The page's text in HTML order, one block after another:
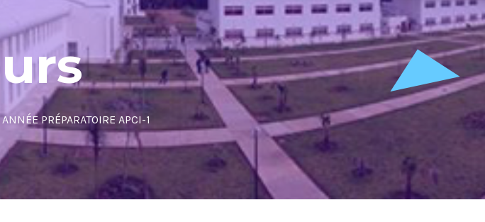
ANNÉE PRÉPARATOIRE APCI-1